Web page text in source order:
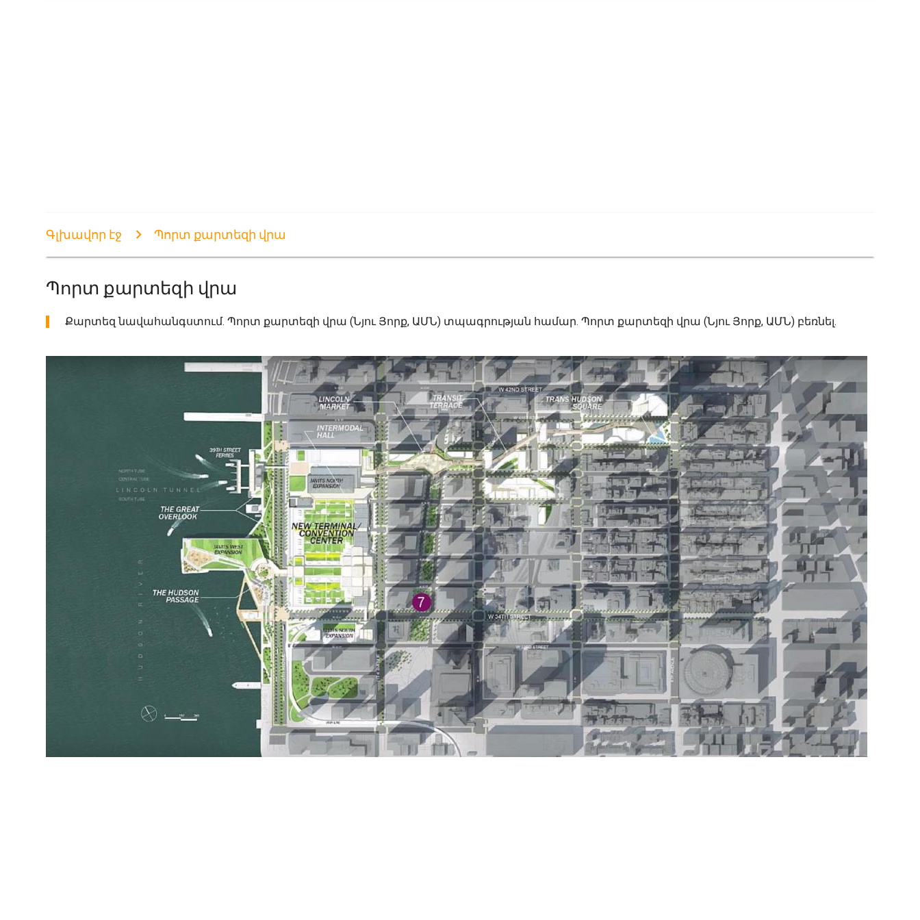
Գլխավոր էջ Պորտ քարտեզի վրա
Պորտ քարտեզի վրա
Քարտեզ նավահանգստում. Պորտ քարտեզի վրա (Նյու Յորք, ԱՄՆ) տպագրության համար. Պորտ քարտեզի վրա (Նյու Յորք, ԱՄՆ) բեռնել.